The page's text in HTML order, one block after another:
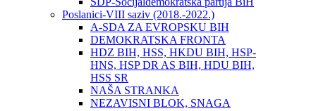
Poslanici-VIII saziv (2018.-2022.)
A-SDA ZA EVROPSKU BIH
DEMOKRATSKA FRONTA
HDZ BIH, HSS, HKDU BIH, HSP-
HNS, HSP DR AS BIH, HDU BIH,
HSS SR
NAŠA STRANKA
NEZAVISNI BLOK, SNAGA